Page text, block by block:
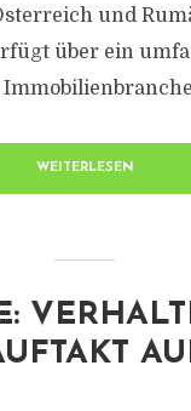
und
über ein
WEITERLESEN